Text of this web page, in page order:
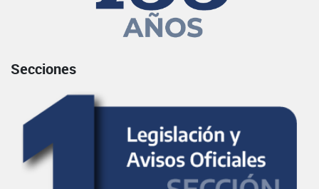
Secciones